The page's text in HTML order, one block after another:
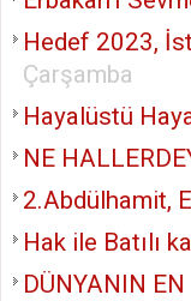
Hedef 2023,
Çarşamba
Hayalüstü
NE
2.Abdülhamit,
Hak ile Batılı
DÜNYANIN